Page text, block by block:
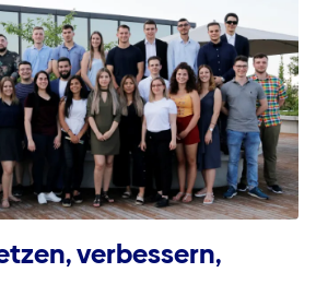
verbessern,